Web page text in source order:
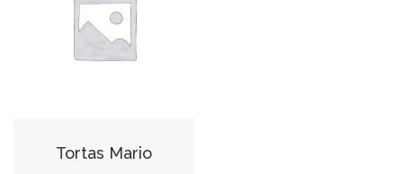
Tortas Mario